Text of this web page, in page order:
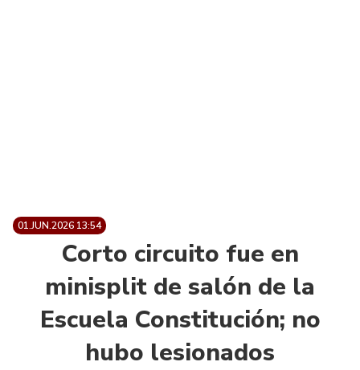
01.JUN.2026 13:54
Corto circuito fue en
minisplit de salón de la
Escuela Constitución; no
hubo lesionados